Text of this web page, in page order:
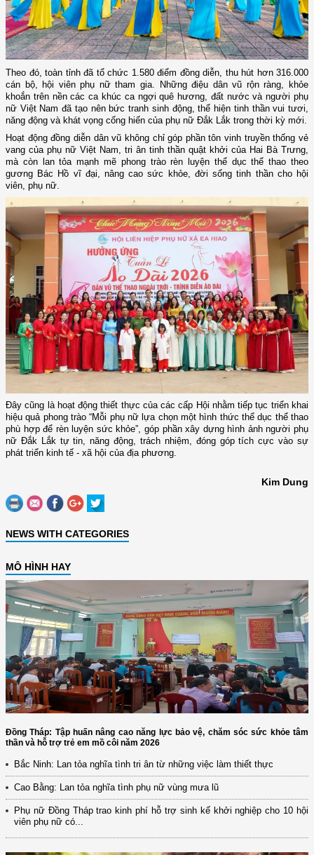
Theo đó, toàn tỉnh đã tổ chức 1.580 điểm đồng diễn, thu hút hơn 316.000
cán bộ, hội viên phụ nữ tham gia. Những điệu dân vũ rộn ràng, khỏe
khoắn trên nền các ca khúc ca ngợi quê hương, đất nước và người phụ
nữ Việt Nam đã tạo nên bức tranh sinh động, thể hiện tinh thần vui tươi,
năng động và khát vọng cống hiến của phụ nữ Đắk Lắk trong thời kỳ mới.
Hoạt động đồng diễn dân vũ không chỉ góp phần tôn vinh truyền thống vẻ
vang của phụ nữ Việt Nam, tri ân tinh thần quật khởi của Hai Bà Trưng,
mà còn lan tỏa mạnh mẽ phong trào rèn luyện thể dục thể thao theo
gương Bác Hồ vĩ đại, nâng cao sức khỏe, đời sống tinh thần cho hội
viên, phụ nữ.
Đây cũng là hoạt động thiết thực của các cấp Hội nhằm tiếp tục triển khai
hiệu quả phong trào “Mỗi phụ nữ lựa chọn một hình thức thể dục thể thao
phù hợp để rèn luyện sức khỏe”, góp phần xây dựng hình ảnh người phụ
nữ Đắk Lắk tự tin, năng động, trách nhiệm, đóng góp tích cực vào sự
phát triển kinh tế - xã hội của địa phương.
Kim Dung
NEWS WITH CATEGORIES
MÔ HÌNH HAY
Đồng Tháp: Tập huấn nâng cao năng lực bảo vệ, chăm sóc sức khỏe tâm
thần và hỗ trợ trẻ em mồ côi năm 2026
Bắc Ninh: Lan tỏa nghĩa tình tri ân từ những việc làm thiết thực
Cao Bằng: Lan tỏa nghĩa tình phụ nữ vùng mưa lũ
Phụ nữ Đồng Tháp trao kinh phí hỗ trợ sinh kế khởi nghiệp cho 10 hội
viên phụ nữ có...